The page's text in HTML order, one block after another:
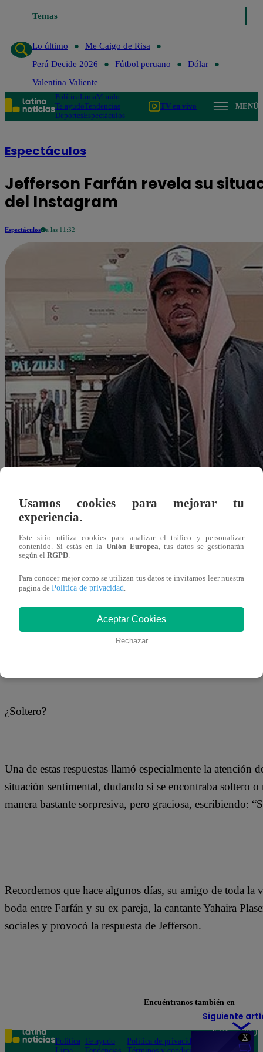
X
Temas
Lo último
Lo último
Me Caigo de Risa
Perú Decide 2026
Fútbol peruano
Dólar
Valentina Valiente
PolíticaLimaMundo
Te ayudoTendencias
DeportesEspectáculos
TV en vivo MENÚ
Espectáculos
Jefferson Farfán revela su
del Instagram
Espectáculos a las 11:32
Redacción Latina
el nombre del Perú en alto en cada uno de los países en
por eso que, en el marco de este día tan especial, el
seguidores en el Instagram.
¿Soltero?
Una de estas respuestas llamó especialmente la atención
situación sentimental, dudando si se encontraba soltero
manera bastante sorpresiva, pero graciosa, escribiendo:
Recordemos que hace algunos días, su amigo de toda
boda entre Farfán y su ex pareja, la cantante Yahaira
sociales y provocó la respuesta de Jefferson.
Siguiente
Usamos cookies para mejorar tu
experiencia.
Este sitio utiliza cookies para analizar el tráfico y personalizar
contenido. Si estás en la Unión Europea , tus datos se gestionarán
según el RGPD
Para conocer mejor como se utilizan tus datos te invitamos leer nuestra
pagina de Política de privacidad
Aceptar Cookies
Rechazar
Encuéntranos también en
Política Te ayudo
Política de privacidad
Teléfono: 219